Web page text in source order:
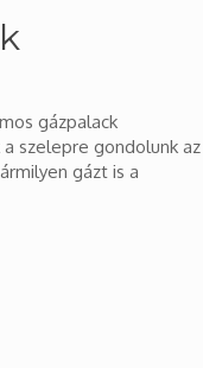
gázpalack
szelepre gondolunk az
gázt is a